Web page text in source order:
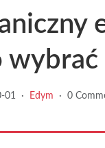
01 · Edym · 0